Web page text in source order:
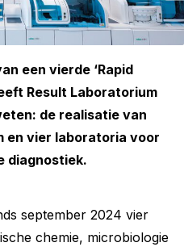
een vierde ‘Rapid
Result Laboratorium
de realisatie van
en vier laboratoria voor
diagnostiek.
september 2024 vier
chemie, microbiologie